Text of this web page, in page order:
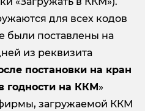
для всех кодов
были поставлены на
из реквизита
постановки на кран
годности на ККМ»
загружаемой ККМ